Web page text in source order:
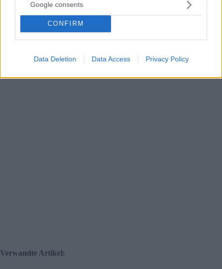
Google consents
CONFIRM
Data Deletion Data Access Privacy Policy
Schauen Sie sich unten ein Video der Demonstration an:
Verwandte Artikel: